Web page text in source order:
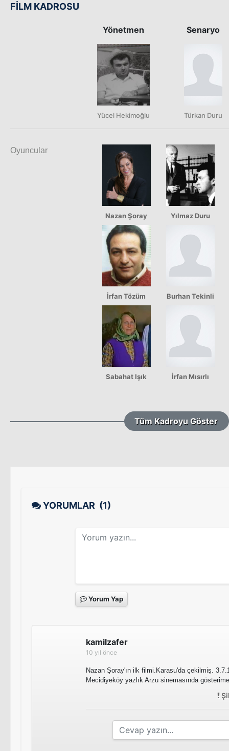
FİLM KADROSU
Yönetmen
Yücel Hekimoğlu
Senaryo
Türkan Duru
Oyuncular
Nazan Şoray Yılmaz Duru
İrfan Tözüm Burhan Tekinli
Sabahat Işık İrfan Mısırlı
Tüm Kadroyu Göster
YORUMLAR (1)
Yorum Yap
kamilzafer
10 yıl önce
Nazan Şoray'ın ilk filmi.Karasu'da çekilmiş.
Mecidiyeköy yazlık Arzu sinemasında